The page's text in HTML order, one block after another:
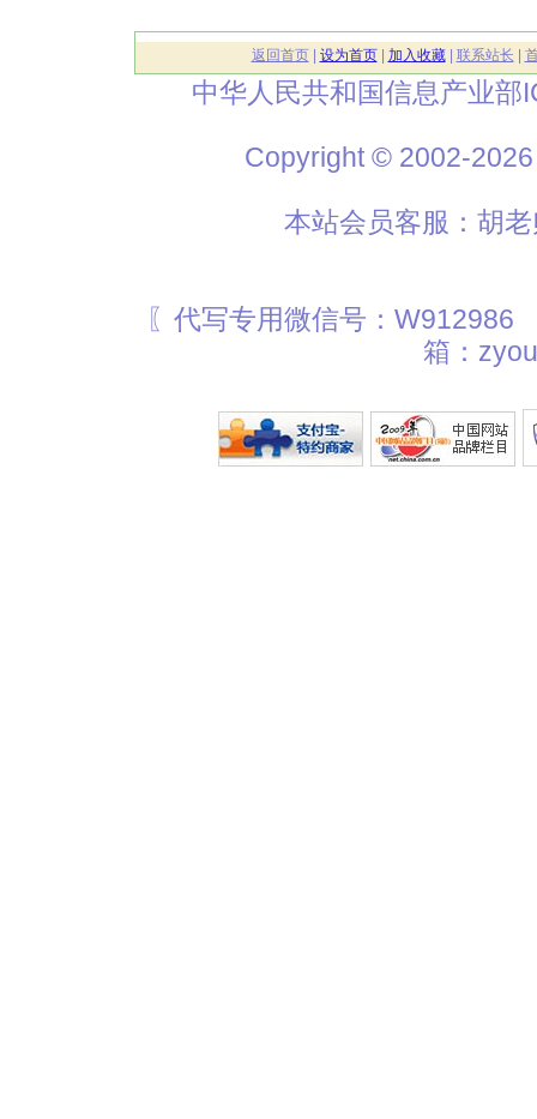
返回首页| 设为首页| 加入收藏| 联系站长
中华人民共和国信息产业部
Copyright © 2002-
本站会员客服：胡
〖代写专用微信号：
箱：